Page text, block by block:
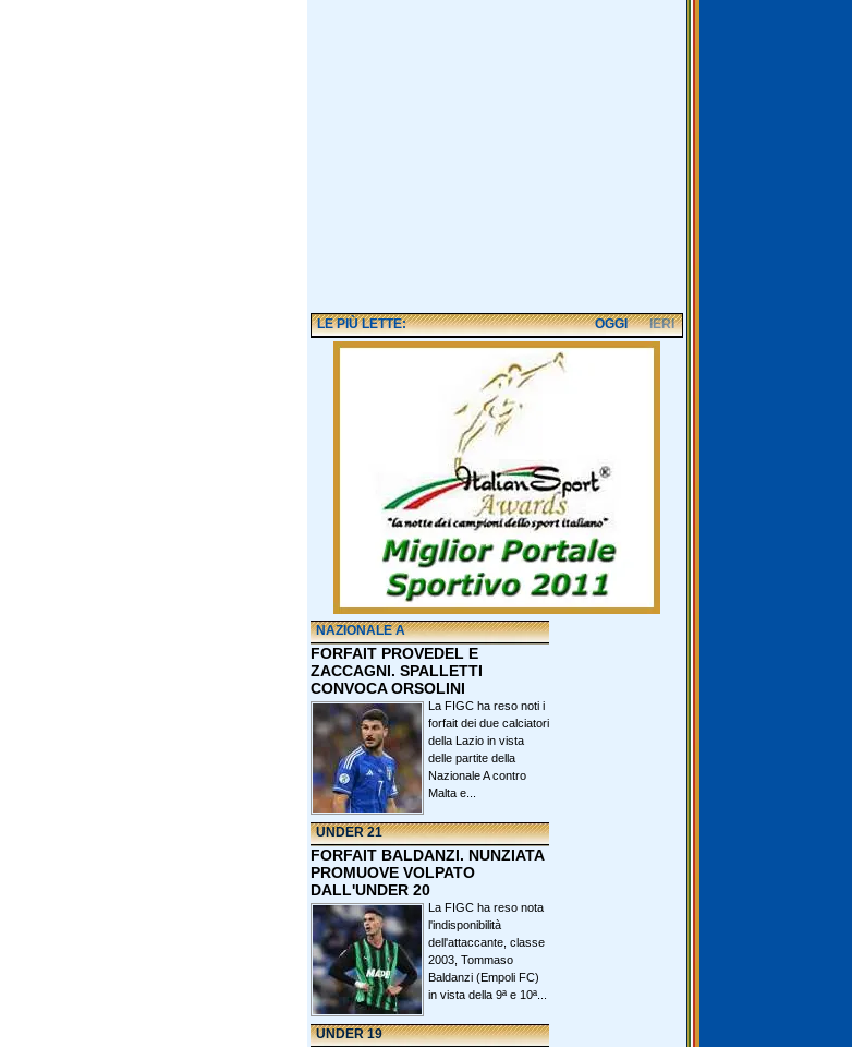
LE PIÙ LETTE: IERI
OGGI
NAZIONALE A
FORFAIT PROVEDEL E
ZACCAGNI. SPALLETTI
CONVOCA ORSOLINI
La FIGC ha reso noti i
forfait dei due calciatori
della Lazio in vista
delle partite della
Nazionale A contro
Malta e...
UNDER 21
FORFAIT BALDANZI. NUNZIATA
PROMUOVE VOLPATO
DALL'UNDER 20
La FIGC ha reso nota
l'indisponibilità
dell'attaccante, classe
2003, Tommaso
Baldanzi (Empoli FC)
in vista della 9ª e 10ª...
UNDER 19